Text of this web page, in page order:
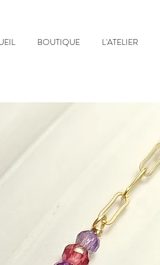
BOUTIQUE L'ATELIER